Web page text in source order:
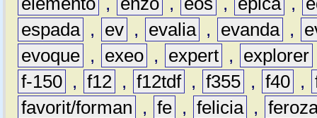
espada , ev , evalia , evanda ,
evoque , exeo , expert , explorer
f-150 , f12 , f12tdf , f355 , f40 ,
favorit/forman
, fe , felicia ,